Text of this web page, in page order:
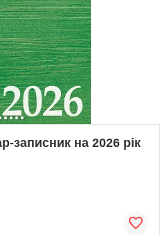
записник на 2026 рік